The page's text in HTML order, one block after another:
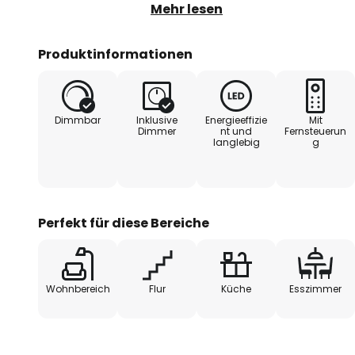
satinierten
wird.
Frame verfügt über zahlreiche
beigelegten Fernbedienung
Lichtfarbe lässt sich stufenlos
Universalweiß variieren,
Somit können die
Bedürfnisse angepasst werden.
aktivieren.
Mehr lesen
Produktinformationen
Dimmbar
Inklusive
Dimmer
Energieeffizie
nt und
langlebig
Mit
Fernsteuerun
g
Perfekt für diese Bereiche
Wohnbereich Flur Küche Esszimmer